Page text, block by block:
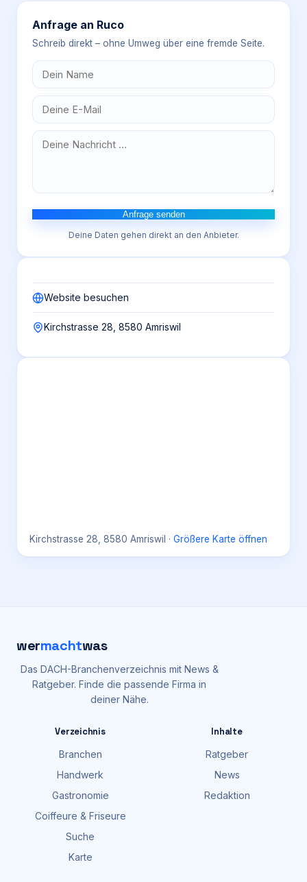
Anfrage an Ruco
Schreib direkt – ohne Umweg über eine fremde Seite.
Anfrage senden
Deine Daten gehen direkt an den Anbieter.
Website besuchen
Kirchstrasse 28, 8580 Amriswil
Kirchstrasse 28, 8580 Amriswil · Größere Karte öffnen
wermachtwas
Das DACH-Branchenverzeichnis mit News &
Ratgeber. Finde die passende Firma in
deiner Nähe.
Verzeichnis
Branchen
Handwerk
Gastronomie
Coiffeure & Friseure
Suche
Karte
Inhalte
Ratgeber
News
Redaktion